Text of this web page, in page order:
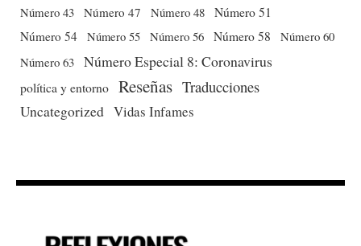
Número 43 Número 47 Número 48 Número 51
Número 54 Número 55 Número 56 Número 58
Número 60
Número 63 Número Especial 8: Coronavirus
política y entorno Reseñas Traducciones
Uncategorized Vidas Infames